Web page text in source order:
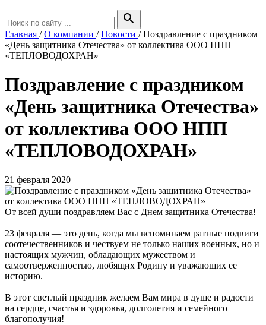
search
Главная /О компании /Новости /Поздравление с праздником
«День защитника Отечества» от коллектива ООО НПП
«ТЕПЛОВОДОХРАН»
Поздравление с праздником
«День защитника Отечества»
от коллектива ООО НПП
«ТЕПЛОВОДОХРАН»
21 февраля 2020
От всей души поздравляем Вас с Днем защитника Отечества!
23 февраля — это день, когда мы вспоминаем ратные подвиги
соотечественников и чествуем не только наших военных, но и
настоящих мужчин, обладающих мужеством и
самоотверженностью, любящих Родину и уважающих ее
историю.
В этот светлый праздник желаем Вам мира в душе и радости
на сердце, счастья и здоровья, долголетия и семейного
благополучия!